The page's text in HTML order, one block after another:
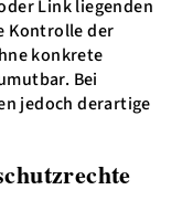
Link liegenden
Kontrolle der
konkrete
Bei
jedoch derartige